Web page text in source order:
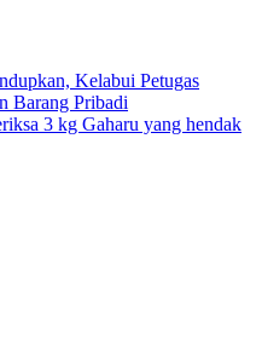
Kelabui Petugas
Barang Pribadi
3 kg Gaharu yang hendak